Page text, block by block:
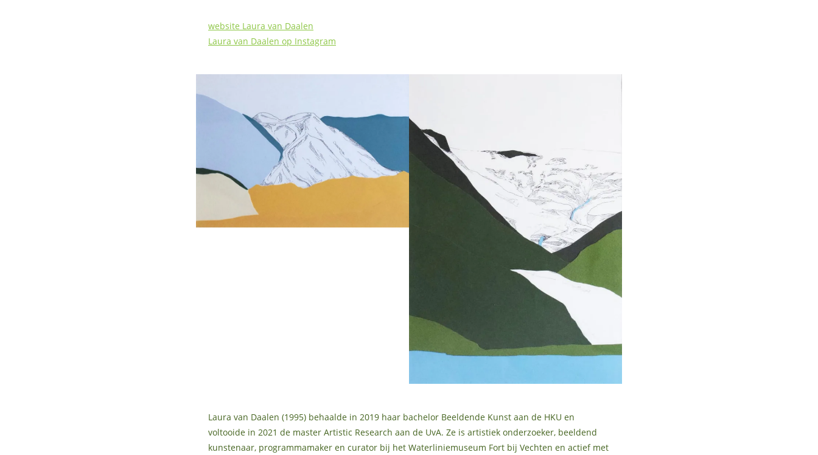
website Laura van Daalen
Laura van Daalen op Instagram
Laura van Daalen (1995) behaalde in 2019 haar bachelor Beeldende Kunst aan de HKU en
voltooide in 2021 de master Artistic Research aan de UvA. Ze is artistiek onderzoeker, beeldend
kunstenaar, programmamaker en curator bij het Waterliniemuseum Fort bij Vechten en actief met